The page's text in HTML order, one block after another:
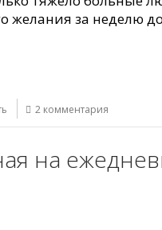
желания за неделю
2 комментария
на